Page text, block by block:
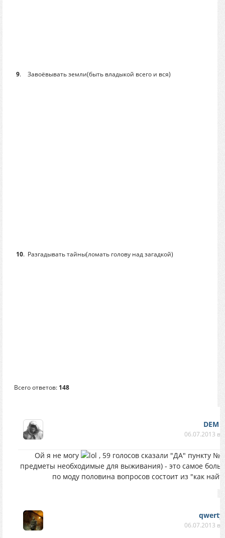
9. Завоёвывать земли(быть владыкой всего и вся)
10. Разгадывать тайны(ломать голову над загадкой)
Всего ответов: 148
DEM
06.07.2013 в
Ой я не могу
, 59 голосов сказали "ДА" пункту
предметы необходимые для выживания) - это самое
по моду половина вопросов состоит из "как
qwerty
06.07.2013 в